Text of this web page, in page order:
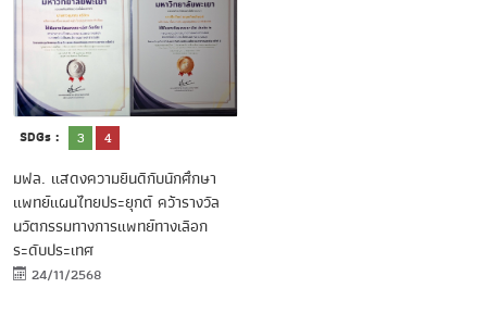
SDGs : 3 4
มฟล. แสดงความยินดีกับนักศึกษา
แพทย์แผนไทยประยุกต์ คว้ารางวัล
นวัตกรรมทางการแพทย์ทางเลือก
ระดับประเทศ
24/11/2568